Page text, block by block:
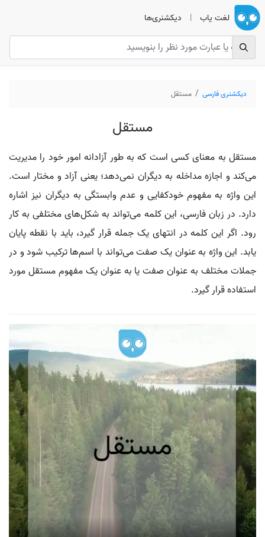
لغت یاب | دیکشنری‌ها
دیکشنری فارسی مستقل
مستقل
مستقل به معنای کسی است که به طور آزادانه امور خود را مدیریت
می‌کند و اجازه مداخله به دیگران نمی‌دهد؛ یعنی آزاد و مختار است.
این واژه به مفهوم خودکفایی و عدم وابستگی به دیگران نیز اشاره
دارد. در زبان فارسی، این کلمه می‌تواند به شکل‌های مختلفی به کار
رود. اگر این کلمه در انتهای یک جمله قرار گیرد، باید با نقطه پایان
یابد. این واژه به عنوان یک صفت می‌تواند با اسم‌ها ترکیب شود و در
جملات مختلف به عنوان صفت یا به عنوان یک مفهوم مستقل مورد
استفاده قرار گیرد.